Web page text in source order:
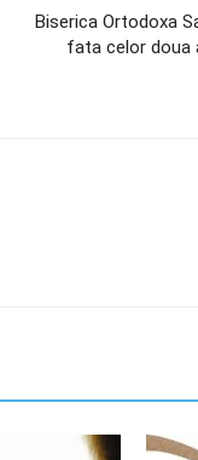
Biserica Ortodoxa
fata celor doua